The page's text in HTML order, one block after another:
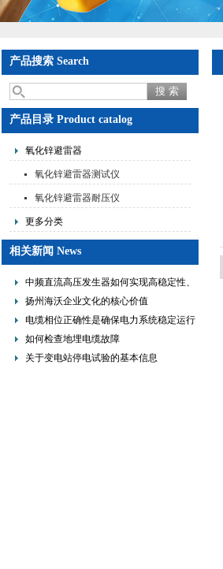
产品搜索 Search
产品目录 Product catalog
氧化锌避雷器
氧化锌避雷器测试仪
氧化锌避雷器耐压仪
更多分类
相关新闻 News
中频直流高压发生器如何实现高稳定性、
低纹波与便携式设计？
扬州海沃企业文化的核心价值
电缆相位正确性是确保电力系统稳定运行
的重要措施
如何检查地埋电缆故障
关于变电站停电试验的基本信息